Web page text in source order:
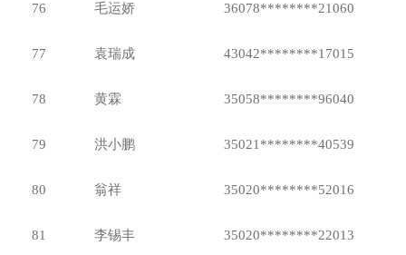
76 毛运娇 36078********21060
77 袁瑞成 43042********17015
78 黄霖 35058********96040
79 洪小鹏 35021********40539
80 翁祥 35020********52016
81 李锡丰 35020********22013